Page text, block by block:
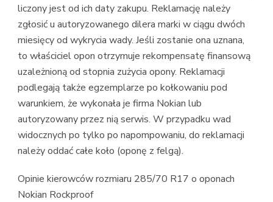
liczony jest od ich daty zakupu. Reklamację należy
zgłosić u autoryzowanego dilera marki w ciągu dwóch
miesięcy od wykrycia wady. Jeśli zostanie ona uznana,
to właściciel opon otrzymuje rekompensatę finansową
uzależnioną od stopnia zużycia opony. Reklamacji
podlegają także egzemplarze po kołkowaniu pod
warunkiem, że wykonała je firma Nokian lub
autoryzowany przez nią serwis. W przypadku wad
widocznych po tylko po napompowaniu, do reklamacji
należy oddać całe koło (oponę z felgą).
Opinie kierowców rozmiaru 285/70 R17 o oponach
Nokian Rockproof